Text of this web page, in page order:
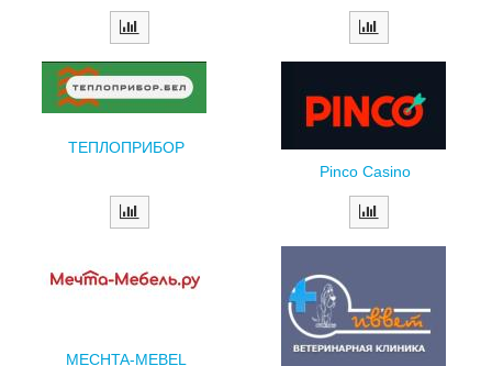
ТЕПЛОПРИБОР
Рinco Сasino
MECHTA-MEBEL